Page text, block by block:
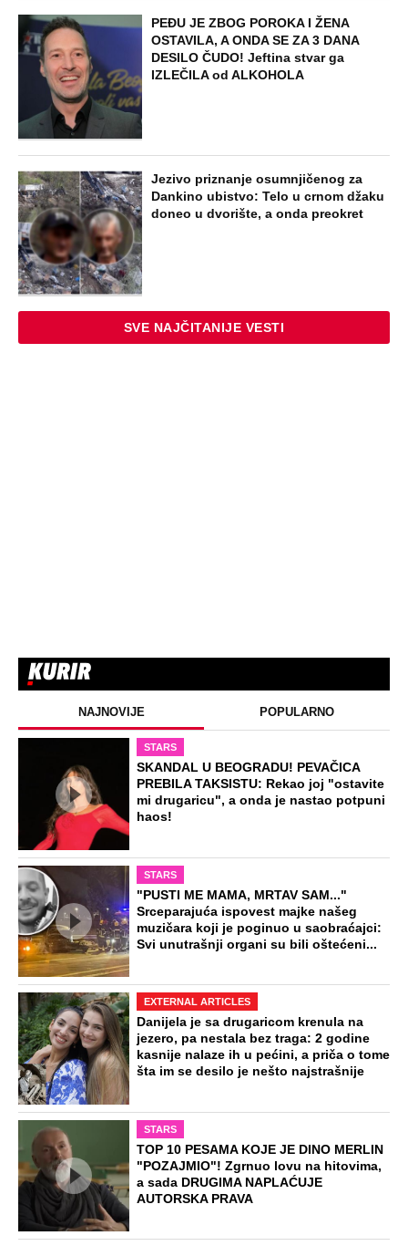
PEĐU JE ZBOG POROKA I ŽENA
OSTAVILA, A ONDA SE ZA 3 DANA
DESILO ČUDO! Jeftina stvar ga
IZLEČILA od ALKOHOLA
Jezivo priznanje osumnjičenog za
Dankino ubistvo: Telo u crnom džaku
doneo u dvorište, a onda preokret
SVE NAJČITANIJE VESTI
NAJNOVIJE POPULARNO
STARS
SKANDAL U BEOGRADU! PEVAČICA
PREBILA TAKSISTU: Rekao joj "ostavite
mi drugaricu", a onda je nastao potpuni
haos!
STARS
"PUSTI ME MAMA, MRTAV SAM..."
Srceparajuća ispovest majke našeg
muzičara koji je poginuo u saobraćajci:
Svi unutrašnji organi su bili oštećeni...
EXTERNAL ARTICLES
Danijela je sa drugaricom krenula na
jezero, pa nestala bez traga: 2 godine
kasnije nalaze ih u pećini, a priča o tome
šta im se desilo je nešto najstrašnije
STARS
TOP 10 PESAMA KOJE JE DINO MERLIN
"POZAJMIO"! Zgrnuo lovu na hitovima,
a sada DRUGIMA NAPLAĆUJE
AUTORSKA PRAVA